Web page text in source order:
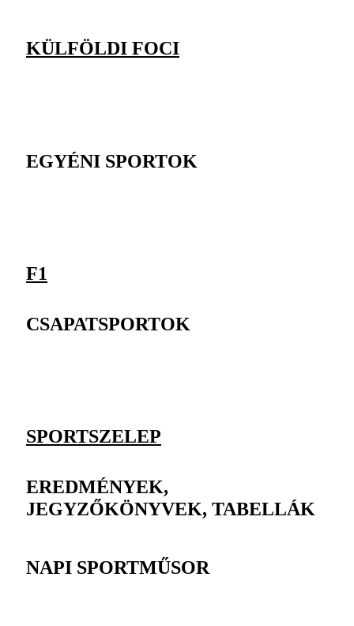
KÜLFÖLDI FOCI
EGYÉNI SPORTOK
F1
CSAPATSPORTOK
SPORTSZELEP
EREDMÉNYEK,
JEGYZŐKÖNYVEK, TABELLÁK
NAPI SPORTMŰSOR